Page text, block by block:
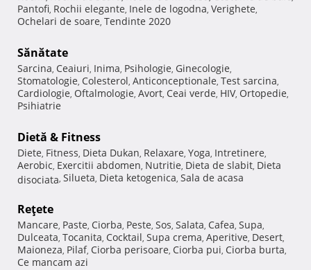
Pantofi, Rochii elegante, Inele de logodna, Verighete,
Ochelari de soare, Tendinte 2020
Sănătate
Sarcina, Ceaiuri, Inima, Psihologie, Ginecologie,
Stomatologie, Colesterol, Anticonceptionale, Test sarcina,
Cardiologie, Oftalmologie, Avort, Ceai verde, HIV, Ortopedie,
Psihiatrie
Dietă & Fitness
Diete, Fitness, Dieta Dukan, Relaxare, Yoga, Intretinere,
Aerobic, Exercitii abdomen, Nutritie, Dieta de slabit, Dieta
disociata, Silueta, Dieta ketogenica, Sala de acasa
Reţete
Mancare, Paste, Ciorba, Peste, Sos, Salata, Cafea, Supa,
Dulceata, Tocanita, Cocktail, Supa crema, Aperitive, Desert,
Maioneza, Pilaf, Ciorba perisoare, Ciorba pui, Ciorba burta,
Ce mancam azi